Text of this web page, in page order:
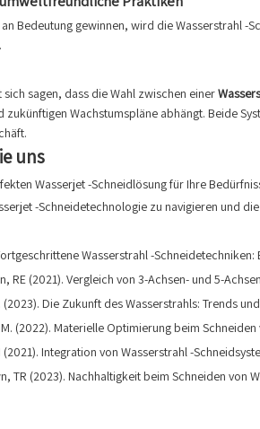
Bedeutung gewinnen, wird die Wasserstrahl -
sagen, dass die Wahl zwischen einer
zukünftigen Wachstumspläne abhängt. Beide
uns
Wasserjet -Schneidlösung für Ihre
-Schneidetechnologie zu navigieren und
Wasserstrahl -
RE (2021). Vergleich von 3-Achsen- und 5-
(2023). Die Zukunft des Wasserstrahls: Trends
(2022). Materielle Optimierung beim
(2021). Integration von Wasserstrahl -
TR (2023). Nachhaltigkeit beim Schneiden